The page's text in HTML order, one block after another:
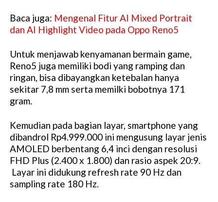
Baca juga: Mengenal Fitur AI Mixed Portrait
dan AI Highlight Video pada Oppo Reno5
Untuk menjawab kenyamanan bermain game,
Reno5 juga memiliki bodi yang ramping dan
ringan, bisa dibayangkan ketebalan hanya
sekitar 7,8 mm serta memilki bobotnya 171
gram.
Kemudian pada bagian layar, smartphone yang
dibandrol Rp4.999.000 ini mengusung layar jenis
AMOLED berbentang 6,4 inci dengan resolusi
FHD Plus (2.400 x 1.800) dan rasio aspek 20:9.
Layar ini didukung refresh rate 90 Hz dan
sampling rate 180 Hz.